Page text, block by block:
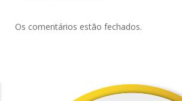
Os comentários estão fechados.